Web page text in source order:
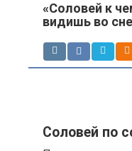
«Соловей к
видишь во
Соловей по